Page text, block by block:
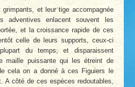
et leur tige accompagnée
adventives enlacent souvent les
et la croissance rapide de ces
celle de leurs supports, ceux-ci
du temps, et disparaissent
maille puissante qui les étreint de
cela on a donné à ces Figuiers le
A côté de ces espèces redoutables,